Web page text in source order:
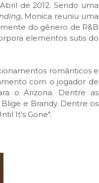
de 2012. Sendo uma
, Monica reuniu uma
do gênero de R&B
elementos sutis do
românticos e
com o jogador de
o Arizona. Dentre as
e Brandy. Dentre os
It's Gone".